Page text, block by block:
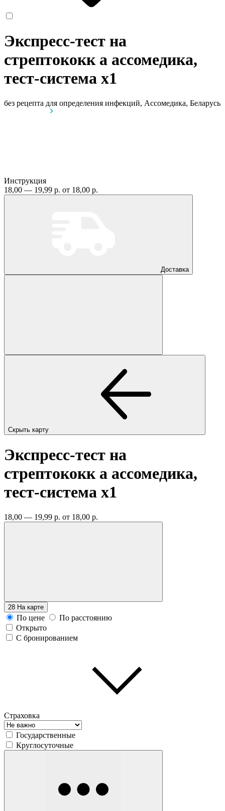
Экспресс-тест на
стрептококк а ассомедика,
тест-система x1
без рецепта для определения инфекций, Ассомедика, Беларусь
Инструкция
18,00 — 19,99 р. от 18,00 р.
Доставка
Скрыть карту
Экспресс-тест на
стрептококк а ассомедика,
тест-система x1
18,00 — 19,99 р. от 18,00 р.
28 На карте
По цене
По расстоянию
Открыто
С бронированием
Страховка
Государственные
Круглосуточные